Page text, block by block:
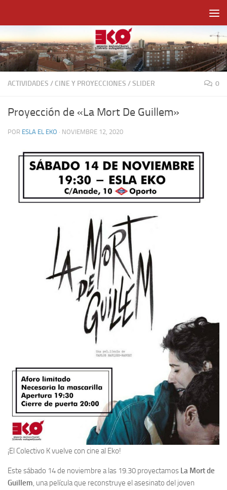
ACTIVIDADES / CINE Y PROYECCIONES /SLIDER 0
Proyección de «La Mort De Guillem»
POR ESLA EL EKO · NOVIEMBRE 12, 2020
¡El Colectivo K vuelve con cine al Eko!
Este sábado 14 de noviembre a las 19.30 proyectamos La Mort de
Guillem, una película que reconstruye el asesinato del joven